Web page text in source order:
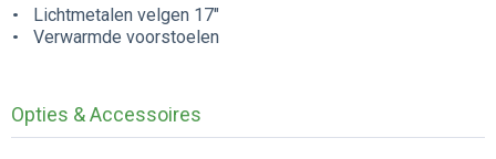
Lichtmetalen velgen 17"
Verwarmde voorstoelen
Opties & Accessoires